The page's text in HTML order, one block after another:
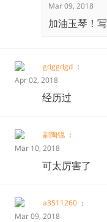
这个法律是讨论日
等一切话题的起点。
组织犯罪的洗钱等
《资金结算修正法
日起正式生效。
Mar 09, 2018
加油玉琴！
gdggdgd：
Apr 02, 2018
经历过
郝陶锐：
Mar 10, 2018
可太厉害了
a3511260：
Mar 09, 2018